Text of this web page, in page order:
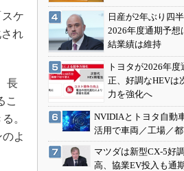
ケ
れ
長
こ
。
よ
日産が2年ぶり四
2026年度通期予想
結業績は維持
トヨタが2026年
正、好調なHEVは
力を強化へ
NVIDIAとトヨタ自動
活用で車両／工場／
マツダは新型CX-5好
高、協業EV投入も通